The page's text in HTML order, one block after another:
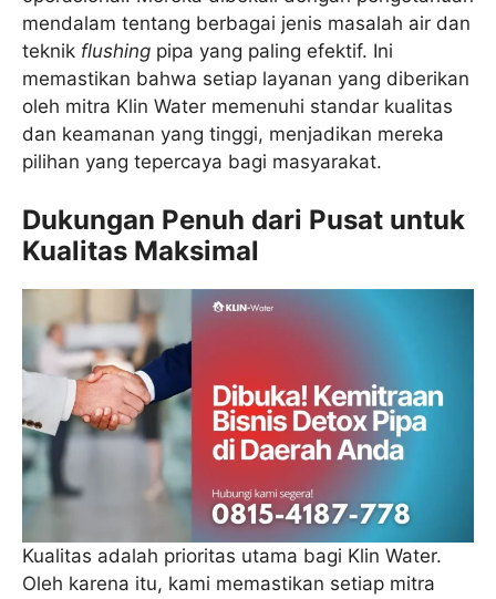
mendalam tentang berbagai jenis masalah air dan
teknik flushing pipa yang paling efektif. Ini
memastikan bahwa setiap layanan yang diberikan
oleh mitra Klin Water memenuhi standar kualitas
dan keamanan yang tinggi, menjadikan mereka
pilihan yang tepercaya bagi masyarakat.
Dukungan Penuh dari Pusat untuk
Kualitas Maksimal
Kualitas adalah prioritas utama bagi Klin Water.
Oleh karena itu, kami memastikan setiap mitra